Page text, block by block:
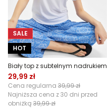
SALE
HOT
Biały top z subtelnym nadrukiem
29,99 zł
Cena regularna 39,99 zł
Najniższa cena z 30 dni przed
obniżką 39,99 zł